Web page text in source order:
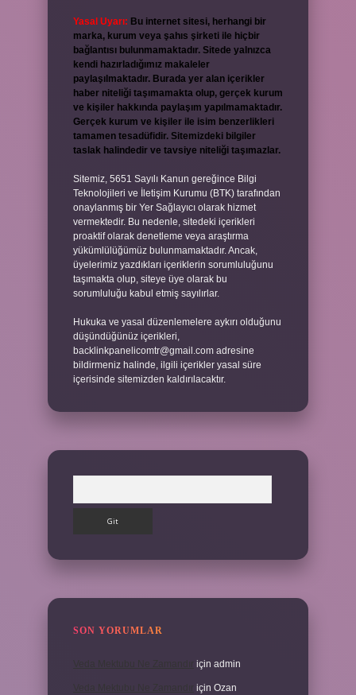
Yasal Uyarı: Bu internet sitesi, herhangi bir
marka, kurum veya şahıs şirketi ile hiçbir
bağlantısı bulunmamaktadır. Sitede yalnızca
kendi hazırladığımız makaleler
paylaşılmaktadır. Burada yer alan içerikler
haber niteliği taşımamakta olup, gerçek kurum
ve kişiler hakkında paylaşım yapılmamaktadır.
Gerçek kurum ve kişiler ile isim benzerlikleri
tamamen tesadüfidir. Sitemizdeki bilgiler
taslak halindedir ve tavsiye niteliği taşımazlar.
Sitemiz, 5651 Sayılı Kanun gereğince Bilgi
Teknolojileri ve İletişim Kurumu (BTK) tarafından
onaylanmış bir Yer Sağlayıcı olarak hizmet
vermektedir. Bu nedenle, sitedeki içerikleri
proaktif olarak denetleme veya araştırma
yükümlülüğümüz bulunmamaktadır. Ancak,
üyelerimiz yazdıkları içeriklerin sorumluluğunu
taşımakta olup, siteye üye olarak bu
sorumluluğu kabul etmiş sayılırlar.
Hukuka ve yasal düzenlemelere aykırı olduğunu
düşündüğünüz içerikleri,
backlinkpanelicomtr@gmail.com adresine
bildirmeniz halinde, ilgili içerikler yasal süre
içerisinde sitemizden kaldırılacaktır.
SON YORUMLAR
için admin
için Ozan